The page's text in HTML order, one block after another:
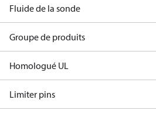
Fluide de la sonde
Groupe de produits
Homologué UL
Limiter pins